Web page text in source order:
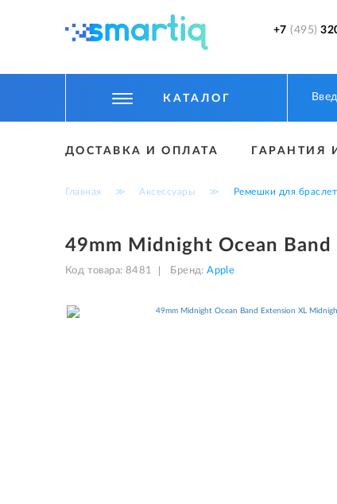
+7 (495)
КАТАЛОГ
ТОВАРЫ ДЛЯ АВТО
ДОСТАВКА И ОПЛАТА ГАРАНТИЯ
Главная ≫ Аксессуары ≫ Ремешки для
49mm Midnight Ocean
Код товара: 8481 Бренд: Apple